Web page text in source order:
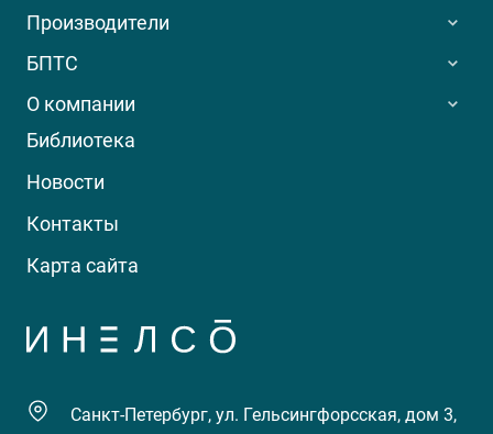
Производители
БПТС
О компании
Библиотека
Новости
Контакты
Карта сайта
Санкт-Петербург, ул. Гельсингфорсская, дом 3,